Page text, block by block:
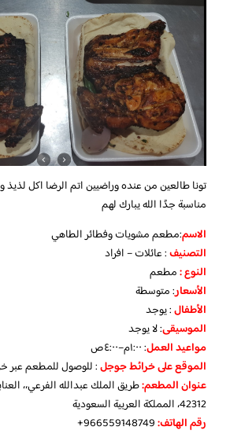
تونا طالعين من عنده وراضيين اتم الرضا اكل
مناسبة جدًا الله يبارك لهم
الاسم:مطعم مشويات وفطائر الطاهي
التصنيف: عائلات – افراد
النوع :مطعم
الأسعار:متوسطة
الأطفال:يوجد
الموسيقى:لا يوجد
مواعيد العمل: ١:٠٠م–٤:٠٠ص
الموقع على خرائط جوجل: للوصول للمطعم عبر
عنوان المطعم:طريق الملك عبدالله الفرعي،،
42312، المملكة العربية السعودية
رقم الهاتف: